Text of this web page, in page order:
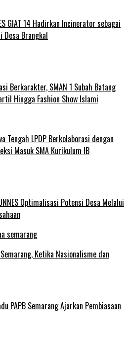
GIAT 14 Hadirkan Incinerator sebagai
Desa Brangkal
Berkarakter, SMAN 1 Subah Batang
Hingga Fashion Show Islami
Tengah LPDP Berkolaborasi dengan
Masuk SMA Kurikulum IB
Optimalisasi Potensi Desa Melalui
Ketika Nasionalisme dan
PAPB Semarang Ajarkan Pembiasaan